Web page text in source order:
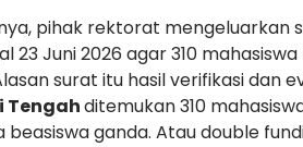
pihak rektorat mengeluarkan
23 Juni 2026 agar 310
surat itu hasil verifikasi dan
Tengahditemukan 310
beasiswa ganda. Atau double